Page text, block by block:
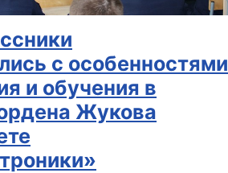
с особенностями
и обучения в
Жукова